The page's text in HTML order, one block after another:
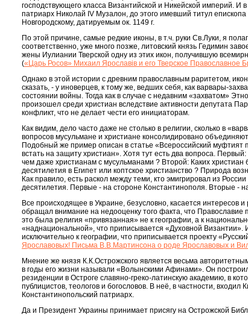
господствующего класса Византийской и Никейской империй. И
патриарх Николай IV Музалон, до этого имевший титул
Новгородскому, датируемым ок. 1149 г.
По этой причине, самые редкие иконы, в т.ч. руки Св.Луки, я
соответственно, уже много позже, литовский князь Гедимин
жены Иулиании Тверской одну из этих икон, получившую
(«Царь Росов» Михаил Ярославiв и его Тверское Православное
Однако в этой истории с древним православным раритетом,
сказать, - у иноверцев, к тому же, ведших себя, как варвары-
состоянии войны. Тогда как в случае с недавним «захватом»
произошел среди христиан вследствие активности депутата
конфликт, что не делает чести его инициаторам.
Как видим, дело часто даже не столько в религии, сколько в
вопросов мусульмане и христиане консолидировано
Подобный же пример описан в статье «Всероссийский муфтият
встать на защиту христиан». Хотя тут есть два вопроса.
чем даже христианам с мусульманами ? Второй: Каких
десятилетия в Египет или коптское христианство ? Природа
Как правило, есть раскол между теми, кто эмигрировал из
десятилетия. Первые - на стороне Константинополя. Вторые -
Все происходящее в Украине, безусловно, касается интересов и
обращал внимание на недооценку того факта, что Православие
это была религия «привязанная» не к географии, а к
«наднациональной», что приписывается «Духовной
исключительно к географии, что приписывается проекту
Ярославовых! Письма В.В.Мартинсона о роде Ярославовых и
Мнение же князя К.К.Острожского является весьма
в годы его жизни называли «Волынскими Афинами». Он
резиденции в Остроге славяно-греко-латинскую академию, в
публицистов, теологов и богословов. В неё, в частности,
Константинопольский патриарх.
Да и Президент Украины принимает присягу на Острожской